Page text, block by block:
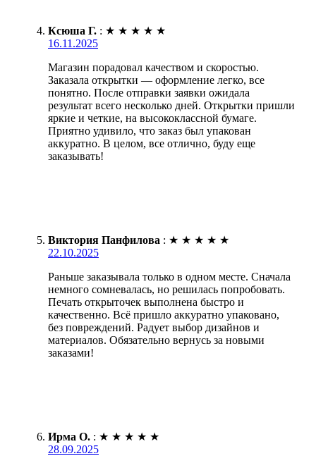
Ксюша Г. : ★ ★ ★ ★ ★
16.11.2025
Магазин порадовал качеством и скоростью.
Заказала открытки — оформление легко, все
понятно. После отправки заявки ожидала
результат всего несколько дней. Открытки пришли
яркие и четкие, на высококлассной бумаге.
Приятно удивило, что заказ был упакован
аккуратно. В целом, все отлично, буду еще
заказывать!
Виктория Панфилова : ★ ★ ★ ★ ★
22.10.2025
Раньше заказывала только в одном месте. Сначала
немного сомневалась, но решилась попробовать.
Печать открыточек выполнена быстро и
качественно. Всё пришло аккуратно упаковано,
без повреждений. Радует выбор дизайнов и
материалов. Обязательно вернусь за новыми
заказами!
Ирма О. : ★ ★ ★ ★ ★
28.09.2025